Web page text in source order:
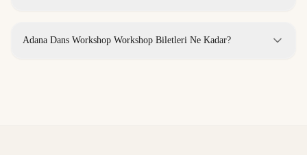
Adana Dans Workshop Workshop Biletleri Ne Kadar?